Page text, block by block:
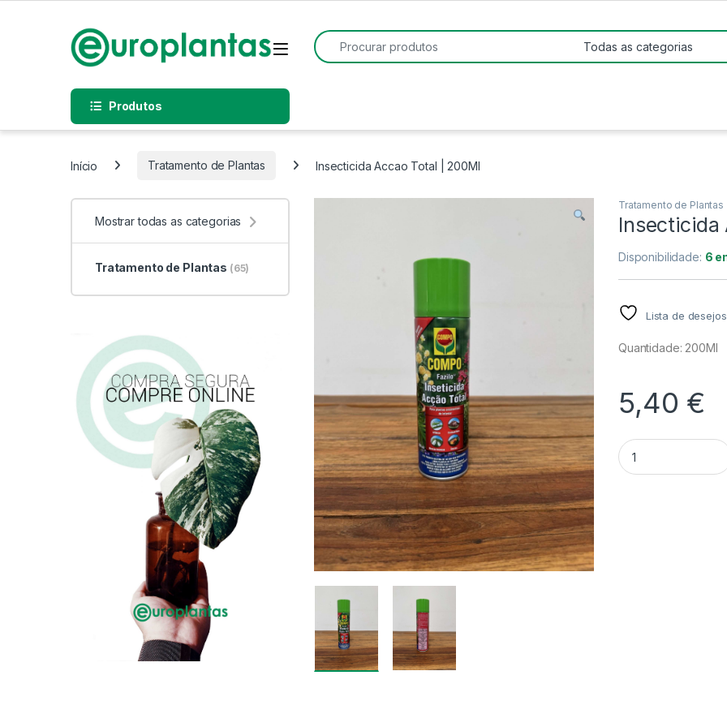
Open
Procurar:
Produtos
Início Tratamento de Plantas Insecticida Accao Total | 200Ml
Tratamento de Plantas
Insecticida
Disponibilidade: 6
Lista de desejos
Quantidade: 200Ml
5,40 €
Quantidade
Mostrar todas as categorias
Tratamento de Plantas (65)